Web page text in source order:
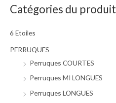
h
r
Catégories du produit
6 Etoiles
PERRUQUES
Perruques COURTES
Perruques MI LONGUES
Perruques LONGUES